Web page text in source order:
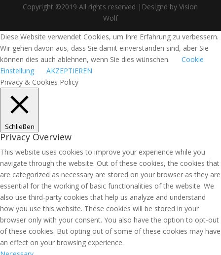
Copyright ©2019 All rights reserved |Designd by Vision
Wolf
Diese Website verwendet Cookies, um Ihre Erfahrung zu verbessern.
Wir gehen davon aus, dass Sie damit einverstanden sind, aber Sie
können dies auch ablehnen, wenn Sie dies wünschen.
Cookie
Einstellung
AKZEPTIEREN
Privacy & Cookies Policy
Schließen
Privacy Overview
This website uses cookies to improve your experience while you
navigate through the website. Out of these cookies, the cookies that
are categorized as necessary are stored on your browser as they are
essential for the working of basic functionalities of the website. We
also use third-party cookies that help us analyze and understand
how you use this website. These cookies will be stored in your
browser only with your consent. You also have the option to opt-out
of these cookies. But opting out of some of these cookies may have
an effect on your browsing experience.